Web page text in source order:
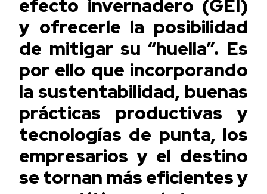
efecto invernadero (GEI)
y ofrecerle la posibilidad
de mitigar su “huella”. Es
por ello que incorporando
la sustentabilidad, buenas
prácticas productivas y
tecnologías de punta, los
empresarios y el destino
se tornan más eficientes y